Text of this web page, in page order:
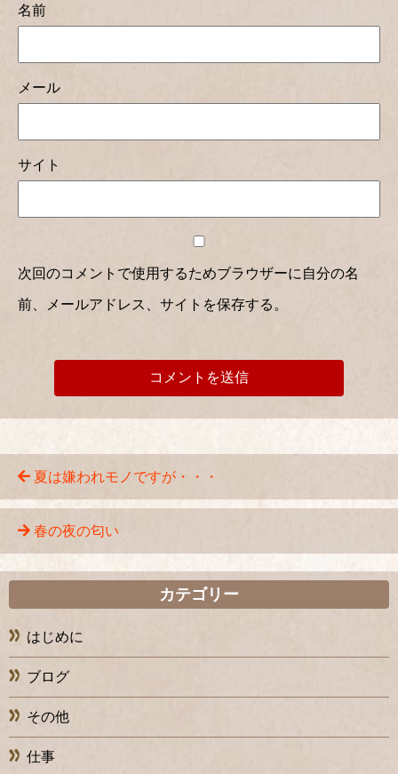
名前
メール
サイト
次回のコメントで使用するためブラウザーに自分の名
前、メールアドレス、サイトを保存する。
夏は嫌われモノですが・・・
春の夜の匂い
カテゴリー
はじめに
ブログ
その他
仕事